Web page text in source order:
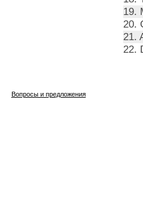
19.
20.
21.
22.
Вопросы и предложения